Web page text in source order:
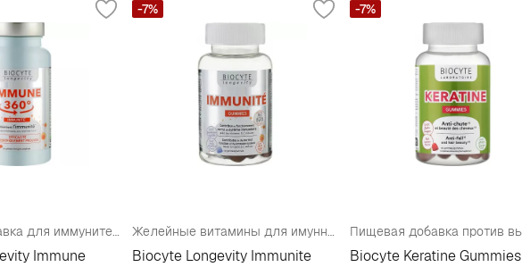
Пищевая добавка для иммунитета
Immune
Желейные витамины для имунной системы
Biocyte Longevity Immunite
-7%
Biocyte Keratine Gummies
-7%